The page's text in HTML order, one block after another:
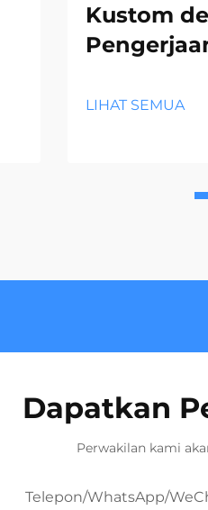
Kustom
LIHAT SEMUA
Dapatkan
Perwakilan kami
Telepon/WhatsApp/